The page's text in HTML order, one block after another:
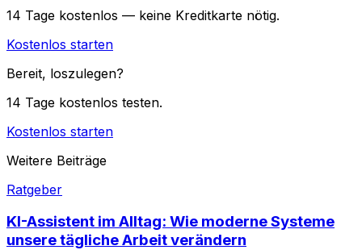
14 Tage kostenlos — keine Kreditkarte nötig.
Kostenlos starten
Bereit, loszulegen?
14 Tage kostenlos testen.
Kostenlos starten
Weitere Beiträge
Ratgeber
KI-Assistent im Alltag: Wie moderne Systeme
unsere tägliche Arbeit verändern